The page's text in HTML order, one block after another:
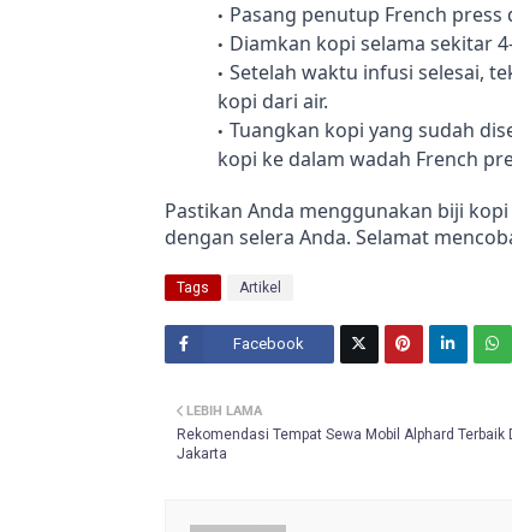
Pasang penutup French
Diamkan kopi selama sekitar
Setelah waktu infusi selesai,
kopi dari air.
Tuangkan kopi yang sudah
kopi ke dalam wadah French
Pastikan Anda menggunakan biji
dengan selera Anda. Selamat
Tags Artikel
Facebook
LEBIH LAMA
Rekomendasi Tempat Sewa Mobil Alphard Terbaik
Jakarta